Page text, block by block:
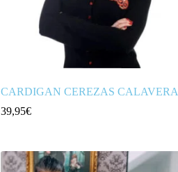
CARDIGAN CEREZAS CALAVERA
39,95€